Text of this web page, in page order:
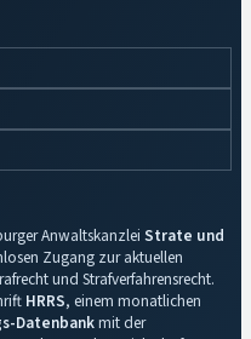
Anwaltskanzlei Strate und
Zugang zur aktuellen
und Strafverfahrensrecht.
HRRS, einem monatlichen
Datenbankmit der